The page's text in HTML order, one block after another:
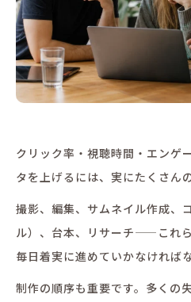
クリック率・視聴時間・エンゲ
タを上げるには、実にたくさん
撮影、編集、サムネイル作成、
ル）、台本、リサーチ——これら
毎日着実に進めていかなければ
制作の順序も重要です。多くの